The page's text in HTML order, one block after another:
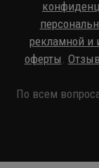
рекламной и
оферты
По всем